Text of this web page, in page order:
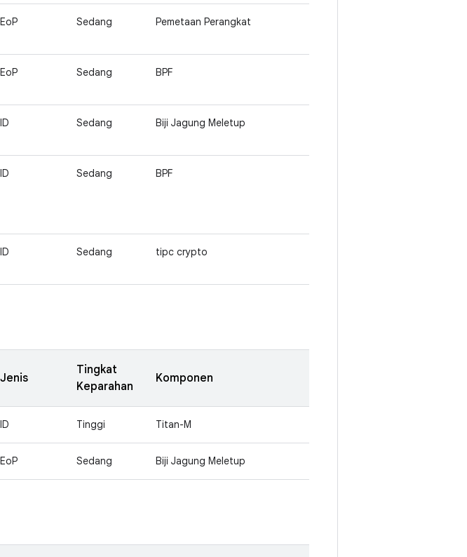
EoP Sedang Pemetaan Perangkat
EoP Sedang BPF
ID Sedang Biji Jagung Meletup
ID Sedang BPF
ID Sedang tipc crypto
Jenis
Tingkat
Keparahan
Komponen
ID Tinggi Titan-M
EoP Sedang Biji Jagung Meletup